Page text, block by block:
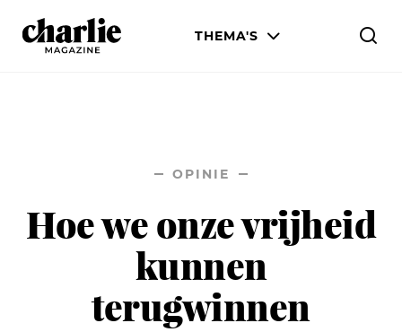
THEMA'S
LIJF & STIJL
WETENSCHAP & CULTUUR
OPINIE
Hoe we onze vrijheid
kunnen
terugwinnen